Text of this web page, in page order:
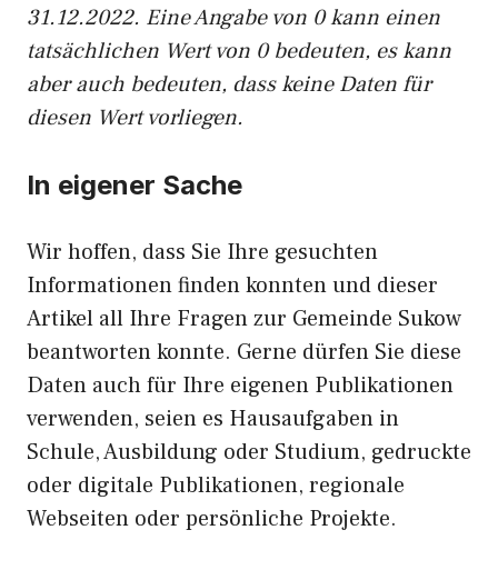
31.12.2022. Eine Angabe von 0 kann einen
tatsächlichen Wert von 0 bedeuten, es kann
aber auch bedeuten, dass keine Daten für
diesen Wert vorliegen.
In eigener Sache
Wir hoffen, dass Sie Ihre gesuchten
Informationen finden konnten und dieser
Artikel all Ihre Fragen zur Gemeinde Sukow
beantworten konnte. Gerne dürfen Sie diese
Daten auch für Ihre eigenen Publikationen
verwenden, seien es Hausaufgaben in
Schule, Ausbildung oder Studium, gedruckte
oder digitale Publikationen, regionale
Webseiten oder persönliche Projekte.